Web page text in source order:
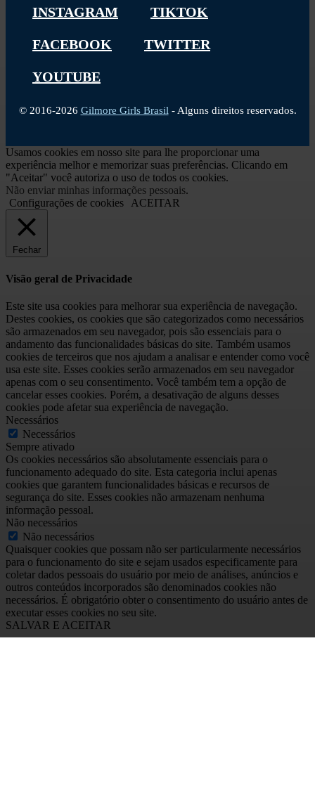
INSTAGRAM TIKTOK
FACEBOOK TWITTER
YOUTUBE
© 2016-2026 Gilmore Girls Brasil- Alguns direitos reservados.
Usamos cookies em nosso site para lhe proporcionar uma
experiência melhor e memorizar suas preferências. Clicando em
"Aceitar" você autoriza o uso de todos os cookies.
Não enviar minhas informações pessoais.
Configurações de cookies ACEITAR
Fechar
Visão geral de Privacidade
Este site usa cookies para melhorar sua experiência de navegação.
Destes cookies, os cookies que são categorizados como necessários
são armazenados em seu navegador, pois são essenciais para o
andamento das funcionalidades básicas do site. Também usamos
cookies de terceiros que nos ajudam a analisar e entender como você
usa este site. Esses cookies serão armazenados em seu navegador
apenas com o seu consentimento. Você também tem a opção de
cancelar esses cookies. Porém, a desativação de alguns desses
cookies pode afetar sua experiência de navegação.
Necessários
Necessários
Sempre ativado
Os cookies necessários são absolutamente essenciais para o
funcionamento adequado do site. Esta categoria inclui apenas
cookies que garantem funcionalidades básicas e recursos de
segurança do site. Esses cookies não armazenam nenhuma
informação pessoal.
Não necessários
Não necessários
Quaisquer cookies que possam não ser particularmente necessários
para o funcionamento do site e sejam usados especificamente para
coletar dados pessoais do usuário por meio de análises, anúncios e
outros conteúdos incorporados são denominados cookies não
necessários. É obrigatório obter o consentimento do usuário antes de
executar esses cookies no seu site.
SALVAR E ACEITAR